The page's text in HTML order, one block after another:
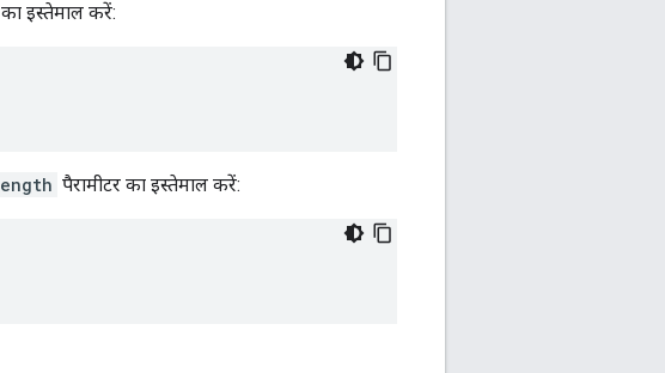
इस्तेमाल करें:
पैरामीटर का इस्तेमाल करें: